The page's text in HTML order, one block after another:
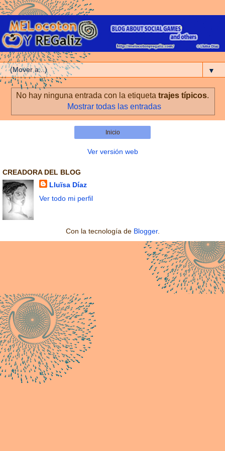
▼
No hay ninguna entrada con la etiqueta trajes típicos.
Mostrar todas las entradas
Inicio
Ver versión web
CREADORA DEL BLOG
Lluïsa Díaz
Ver todo mi perfil
Con la tecnología de Blogger.